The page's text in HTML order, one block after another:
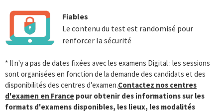
Fiables
Le contenu du test est randomisé pour
renforcer la sécurité
* Il n'y a pas de dates fixées avec les examens Digital : les sessions
sont organisées en fonction de la demande des candidats et des
disponibilités des centres d'examen.Contactez nos centres
d'examen en France pour obtenir des informations sur les
formats d'examens disponibles, les lieux, les modalités